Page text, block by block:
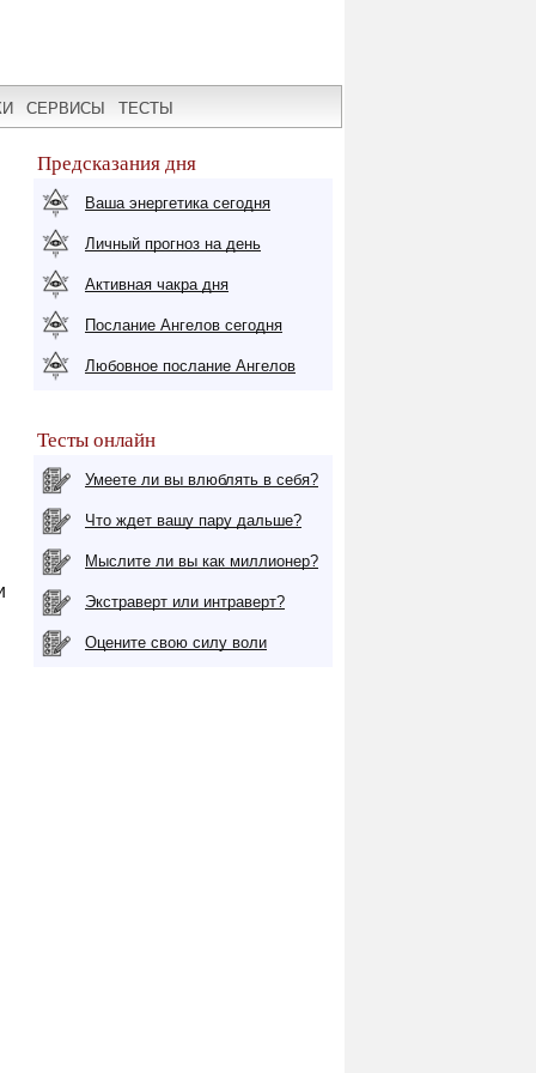
СЕРВИСЫ ТЕСТЫ
Предсказания дня
Ваша энергетика сегодня
Личный прогноз на день
Активная чакра дня
Послание Ангелов сегодня
Любовное послание Ангелов
Тесты онлайн
Умеете ли вы влюблять в себя?
Что ждет вашу пару дальше?
Мыслите ли вы как миллионер?
Экстраверт или интраверт?
Оцените свою силу воли